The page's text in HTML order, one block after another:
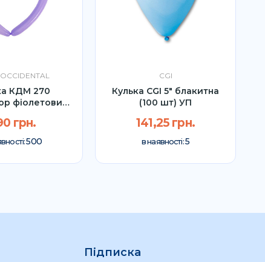
КДМ 270
фіолетовий
грн.
500
CGI
Кулька CGI 5" блакитна
(100 шт) УП
141,25 грн.
в наявності:5
Підписка